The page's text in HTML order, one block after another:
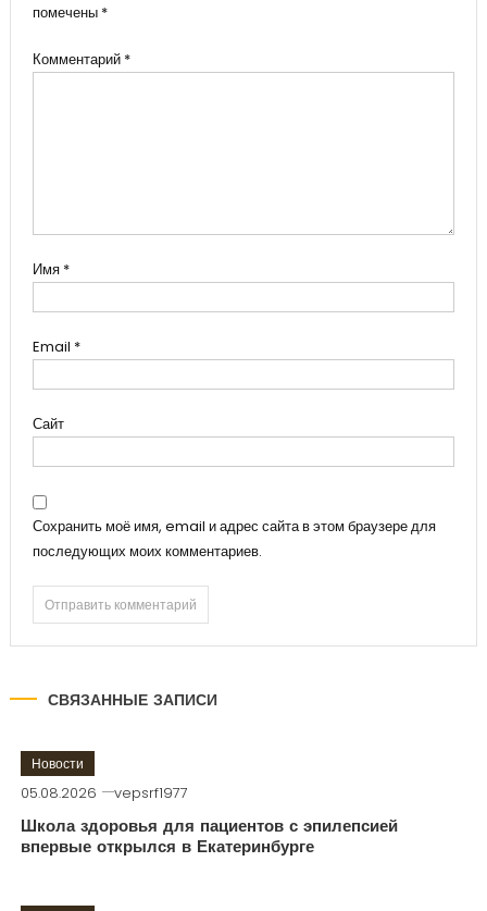
помечены *
Комментарий *
Имя *
Email *
Сайт
Сохранить моё имя, email и адрес сайта в этом браузере для
последующих моих комментариев.
СВЯЗАННЫЕ ЗАПИСИ
Новости
05.08.2026 vepsrf1977
Школа здоровья для пациентов с эпилепсией
впервые открылся в Екатеринбурге